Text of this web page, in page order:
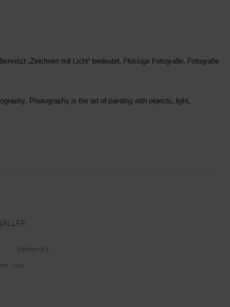
„Zeichnen mit Licht“ bedeutet. Flüssige Fotografie. Fotografie
Photography is the art of painting with objects, light,
Edition of 3
/ Acryl